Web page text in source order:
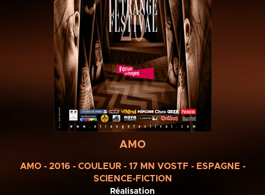
AMO
AMO - 2016 - COULEUR - 17 MN VOSTF - ESPAGNE -
SCIENCE-FICTION
Réalisation